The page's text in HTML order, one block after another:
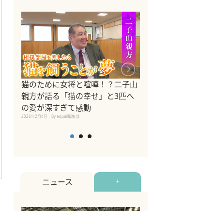
猫のために女将と喧嘩！？二子山
親方が語る「猫の幸せ」と3匹へ
の愛が深すぎて感動
2026年2月4日 By equall編集部
ニュース +